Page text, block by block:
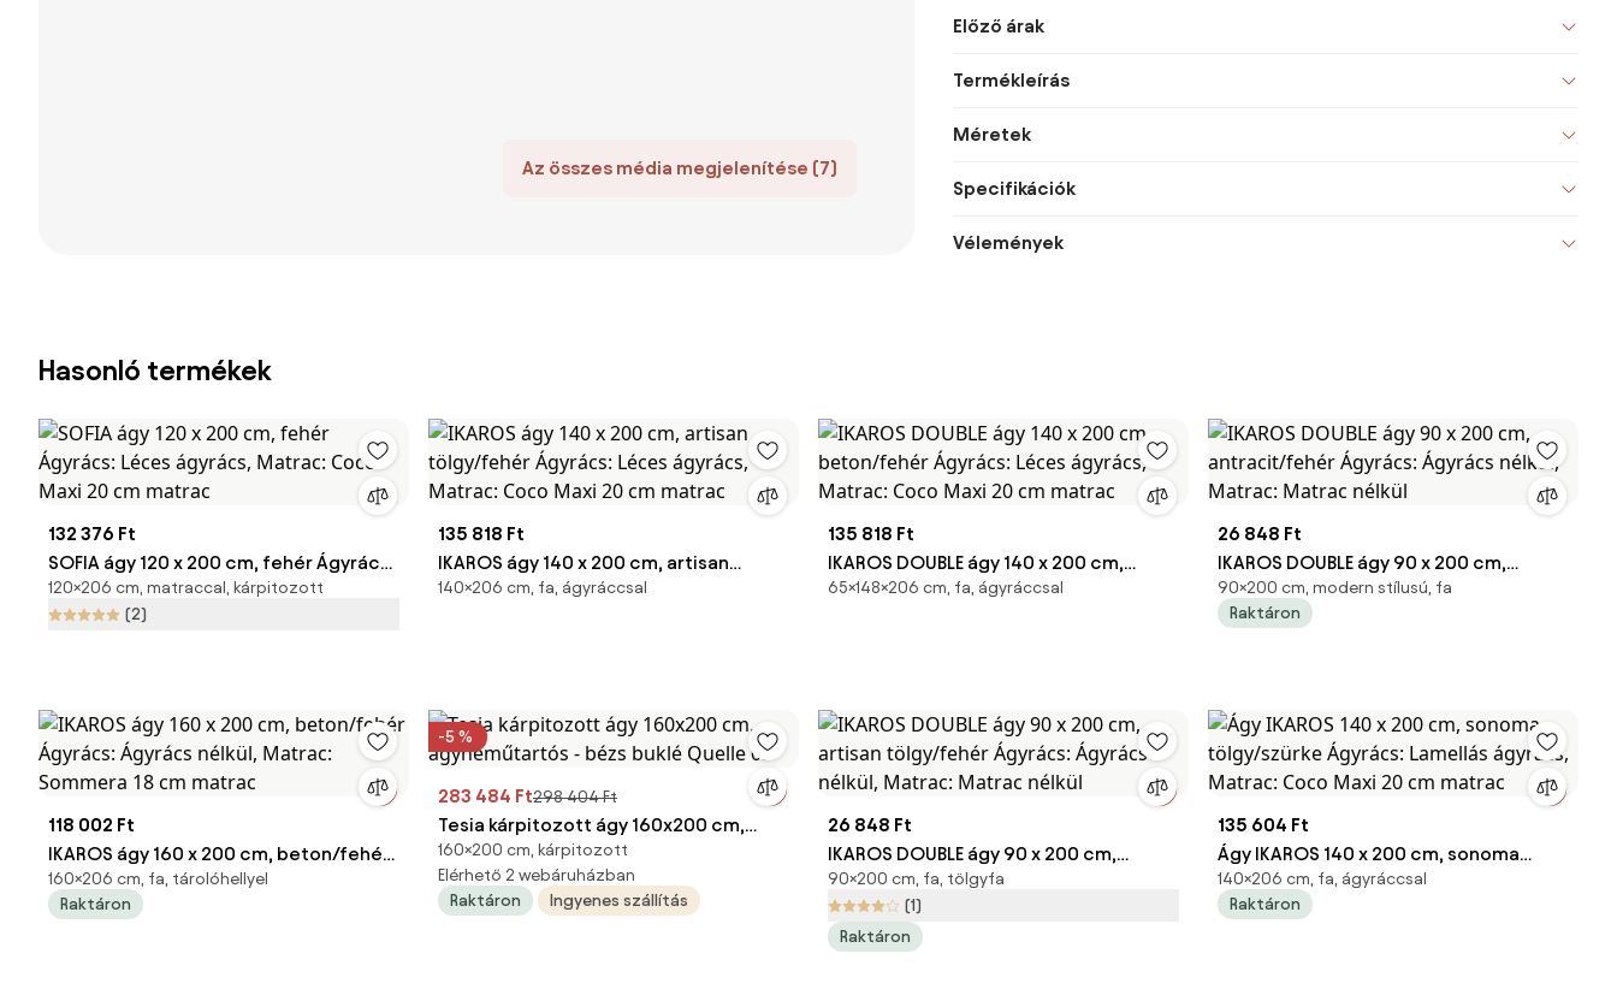
Az összes média megjelenítése (7)
Előző árak
Termékleírás
Méretek
Specifikációk
Vélemények
Hasonló termékek
132 376 Ft
SOFIA ágy 120 x 200 cm, fehér Ágyrács:
Léces ágyrács, Matrac: Coco Maxi 20
cm matrac
120×206 cm, matraccal, kárpitozott
(2)
135 818 Ft
IKAROS ágy 140 x 200 cm, artisan
tölgy/fehér Ágyrács: Léces ágyrács,
140×206 cm, fa, ágyráccsal
135 818 Ft
IKAROS DOUBLE ágy 140 x 200 cm,
beton/fehér Ágyrács: Léces ágyrács,
65×148×206 cm, fa, ágyráccsal
26 848 Ft
IKAROS DOUBLE ágy 90 x 200 cm,
antracit/fehér Ágyrács: Ágyrács nélkül,
Matrac: Matrac nélkül
90×200 cm, modern stílusú, fa
Raktáron
118 002 Ft
IKAROS ágy 160 x 200 cm, beton/fehér
Ágyrács: Ágyrács nélkül, Matrac:
Sommera 18 cm matrac
160×206 cm, fa, tárolóhellyel
Raktáron
-5 %
283 484 Ft298 404 Ft
Tesia kárpitozott ágy 160x200 cm,
ágyneműtartós - bézs buklé Quelle 03
160×200 cm, kárpitozott
Elérhető 2 webáruházban
Raktáron
Ingyenes szállítás
26 848 Ft
IKAROS DOUBLE ágy 90 x 200 cm,
artisan tölgy/fehér Ágyrács: Ágyrács
nélkül, Matrac: Matrac nélkül
90×200 cm, fa, tölgyfa
(1)
Raktáron
135 604 Ft
Ágy IKAROS 140 x 200 cm, sonoma
tölgy/szürke Ágyrács: Lamellás
ágyrács, Matrac: Coco Maxi 20 cm
140×206 cm, fa, ágyráccsal
Raktáron